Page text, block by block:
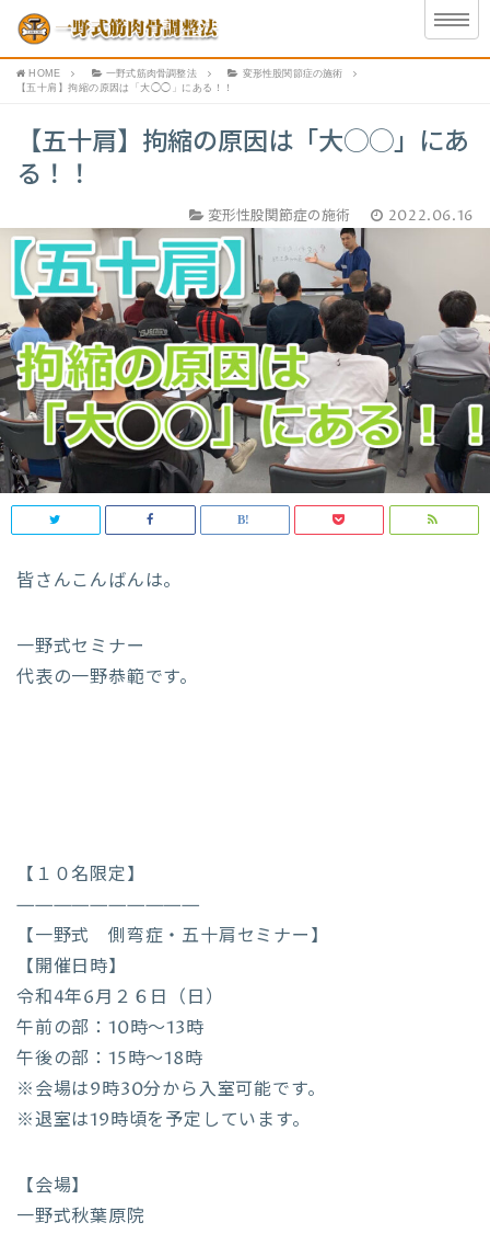
HOME 一野式筋肉骨調整法
変形性股関節症の施術
【五十肩】拘縮の原因は「大◯◯」にある！！
【五十肩】拘縮の原因は「大◯◯」にあ
る！！
変形性股関節症の施術 2022.06.16
皆さんこんばんは。
一野式セミナー
代表の一野恭範です。
【１０名限定】
——————————
【一野式 側弯症・五十肩セミナー】
【開催日時】
令和4年6月２６日（日）
午前の部：10時〜13時
午後の部：15時〜18時
※会場は9時30分から入室可能です。
※退室は19時頃を予定しています。
【会場】
一野式秋葉原院